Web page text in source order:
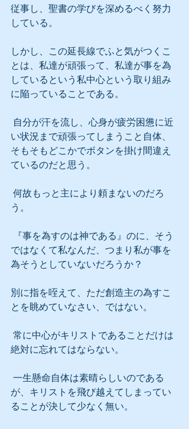
従事し、聖書の学びを深めるべく努力
している。
しかし、この延長線でふと気がつくこ
とは、私達が頑張って、私達が事を為
しているという私中心という取り組み
に陥っていることである。
い状況まで頑張ってしまうこと自体、
そもそもどこかでボタンを掛け間違え
ているのだと思う。
う。
ではなくて私なんだ、つまり私が事を
為そうとしていないだろうか？
別に指を咥えて、ただ創造主の為すこ
とを眺めていなさい、ではない。
絶対に忘れてはならない。
が、キリストを飛び越えてしまってい
ることが決して少なく無い。